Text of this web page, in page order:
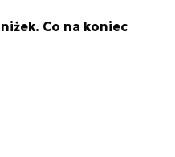
Co na koniec